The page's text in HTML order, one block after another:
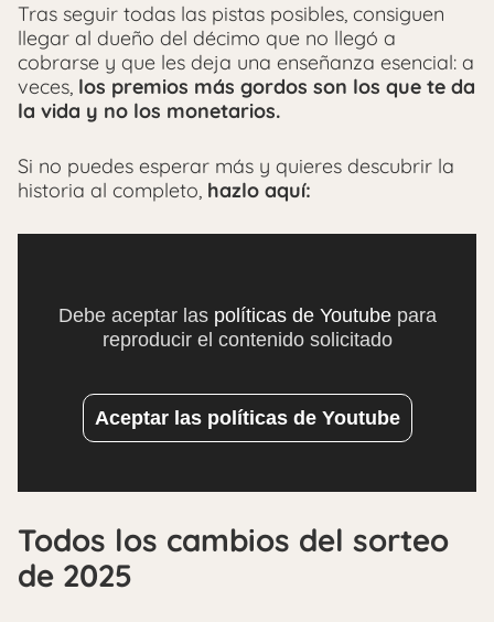
Tras seguir todas las pistas posibles, consiguen
llegar al dueño del décimo que no llegó a
cobrarse y que les deja una enseñanza esencial: a
veces, los premios más gordos son los que te da
la vida y no los monetarios.
Si no puedes esperar más y quieres descubrir la
historia al completo, hazlo aquí:
Debe aceptar las políticas de Youtubepara
reproducir el contenido solicitado
Aceptar las políticas de Youtube
Todos los cambios del sorteo
de 2025